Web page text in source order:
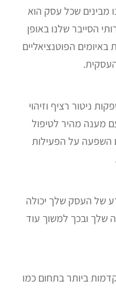
מבינים שכל עסק הוא
הסייבר שלנו באופן
הפוטנציאליים
ניטור רציף וזיהוי
מענה מהיר לטיפול
השפעה על הפעילות
של העסק שלך יכולה
שלך ובכך למשוך עוד
ביותר בתחום כמו